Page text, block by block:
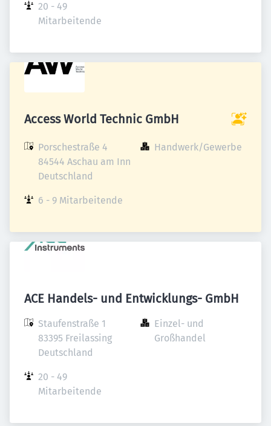
20 - 49
Mitarbeitende
Access World Technic GmbH
Porschestraße 4
84544 Aschau am Inn
Deutschland
Handwerk/Gewerbe
6 - 9 Mitarbeitende
ACE Handels- und Entwicklungs- GmbH
Staufenstraße 1
83395 Freilassing
Deutschland
Einzel- und
Großhandel
20 - 49
Mitarbeitende